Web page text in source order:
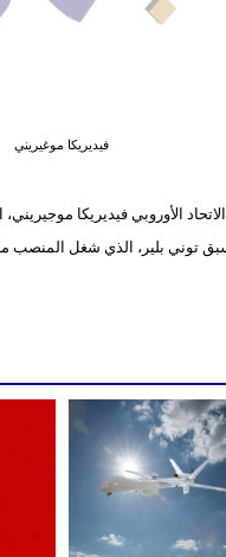
فيديريكا موغيريني
الأوروبي فيديريكا
توني بلير، الذي شغل